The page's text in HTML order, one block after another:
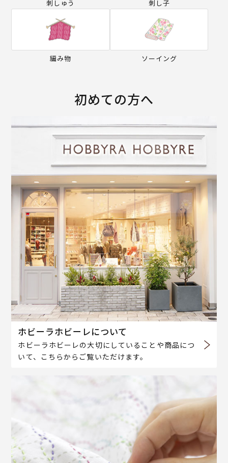
刺しゅう 刺し子
編み物 ソーイング
初めての方へ
ホビーラホビーレについて
ホビーラホビーレの大切にしていることや商品につ
いて、こちらからご覧いただけます。